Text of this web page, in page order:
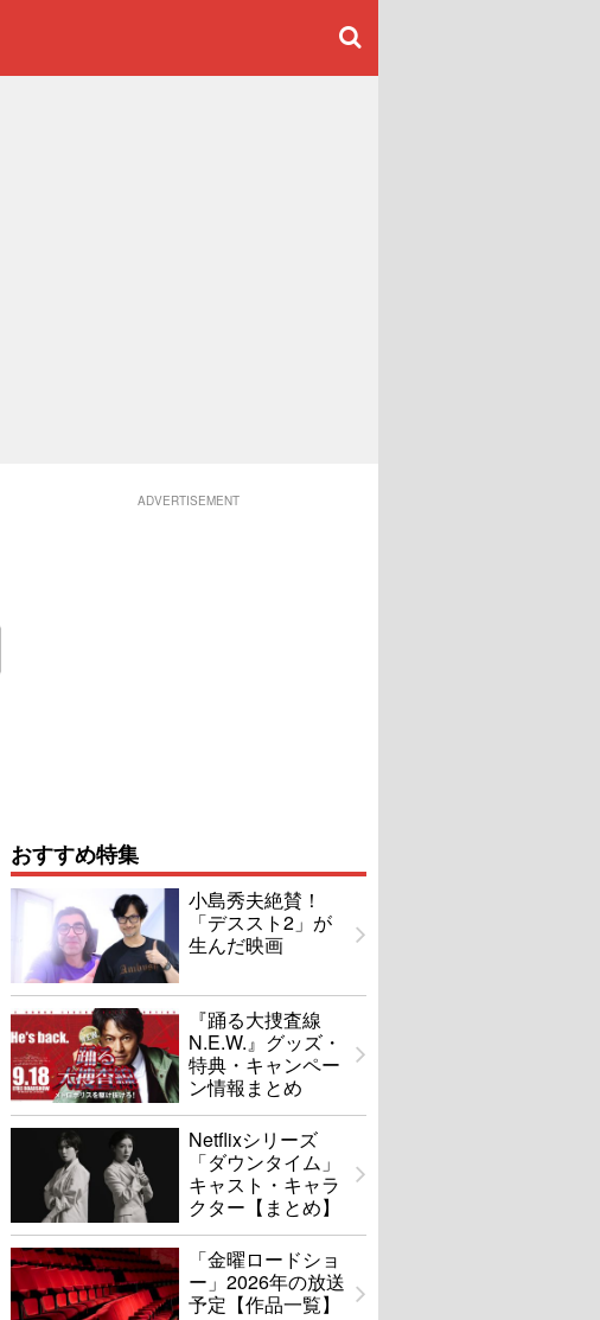
ADVERTISEMENT
おすすめ特集
小島秀夫絶賛！
「デススト2」が
生んだ映画
『踊る大捜査線
N.E.W.』グッズ・
特典・キャンペー
ン情報まとめ
Netflixシリーズ
「ダウンタイム」
キャスト・キャラ
クター【まとめ】
「金曜ロードショ
ー」2026年の放送
予定【作品一覧】